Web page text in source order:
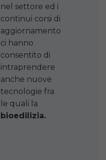
nel settore ed i
continui corsi di
aggiornamento
ci hanno
consentito di
intraprendere
anche nuove
tecnologie fra
le quali la
bioedilizia.